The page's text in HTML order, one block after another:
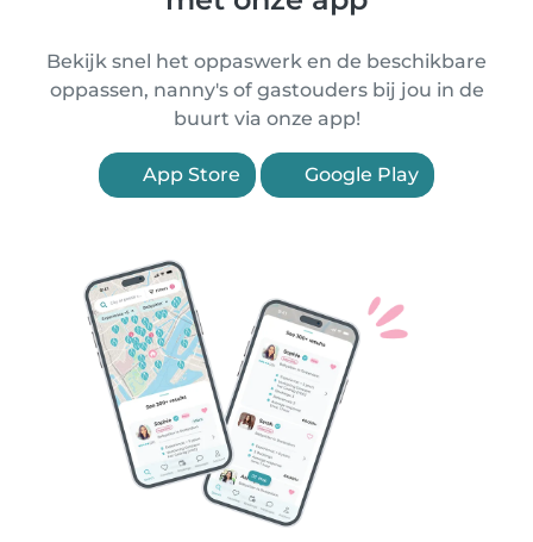
Bekijk snel het oppaswerk en de beschikbare
oppassen, nanny's of gastouders bij jou in de
buurt via onze app!
App Store Google Play